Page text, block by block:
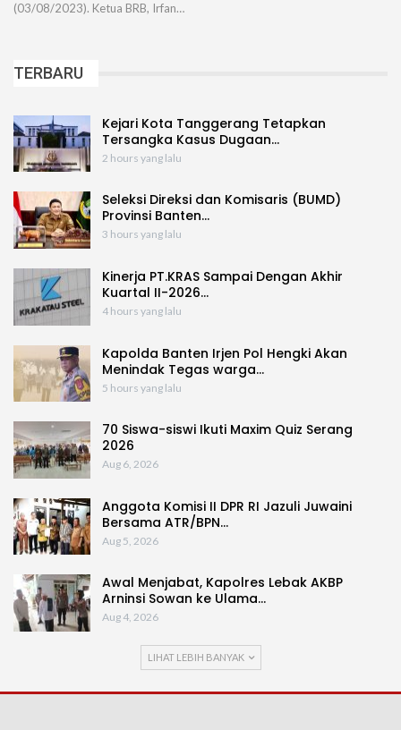
(03/08/2023). Ketua BRB, Irfan…
TERBARU
Kejari Kota Tanggerang Tetapkan
Tersangka Kasus Dugaan…
2 hours yang lalu
Seleksi Direksi dan Komisaris (BUMD)
Provinsi Banten…
3 hours yang lalu
Kinerja PT.KRAS Sampai Dengan Akhir
Kuartal II-2026…
4 hours yang lalu
Kapolda Banten Irjen Pol Hengki Akan
Menindak Tegas warga…
5 hours yang lalu
70 Siswa-siswi Ikuti Maxim Quiz Serang
2026
Aug 6, 2026
Anggota Komisi II DPR RI Jazuli Juwaini
Bersama ATR/BPN…
Aug 5, 2026
Awal Menjabat, Kapolres Lebak AKBP
Arninsi Sowan ke Ulama…
Aug 4, 2026
LIHAT LEBIH BANYAK